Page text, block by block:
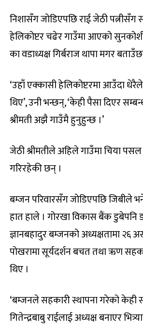
निशासँग जोडिएपछि राई जेठी पत्नीसँग
हेलिकोप्टर चढेर गाउँमा आएको
का वडाध्यक्ष गिर्बराज थापा मगर
‘उहाँ एक्कासी हेलिकोप्टरमा आउँदा
थिए’, उनी भन्छन्, ‘केही पैसा दिएर
श्रीमती अझै गाउँमै हुनुहुन्छ ।’
जेठी श्रीमतीले अहिले गाउँमा चिया
गरिरहेकी छन् ।
बम्जन परिवारसँग जोडिएपछि जिबीले
हात हाले । गोरखा विकास बैंक डुबेपनि
ज्ञानबहादुर बम्जनको अध्यक्षतामा २६
पोखरामा सूर्यदर्शन बचत तथा ऋण
थिए ।
‘बम्जनले सहकारी स्थापना गरेको केही
गितेन्द्रबाबु राईलाई अध्यक्ष बनाएर